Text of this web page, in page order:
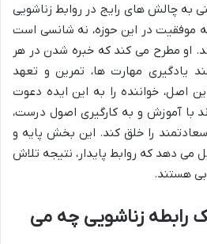
به چالش های رایج در روابط زناشویی
موفقیت در این حوزه، نه شانسی است
او مطرح می کند که خبره شدن در هر
یادگیری مهارت ها، تمرین و تعهد
اصل، خواننده را به این ایده دعوت
با آموزش و به کارگیری اصول درست،
را خلق کند. این بخش پایه و
می دهد که روابط پایدار، نتیجه تلاش
هستند.
رابطه زناشویی چه می